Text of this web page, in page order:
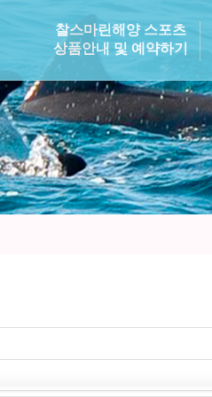
찰스마린해양 스포츠
상품안내 및 예약하기